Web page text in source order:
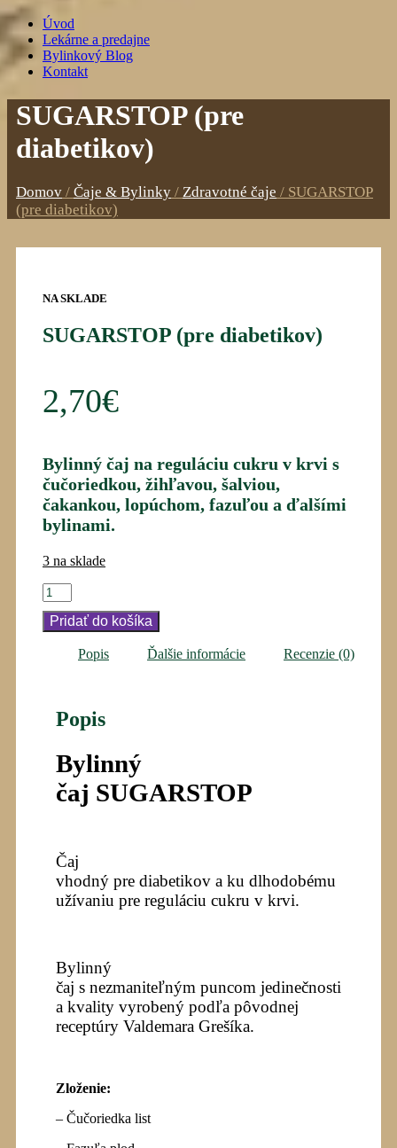
Úvod
Lekárne a predajne
Bylinkový Blog
Kontakt
SUGARSTOP (pre
diabetikov)
Domov / Čaje & Bylinky / Zdravotné čaje / SUGARSTOP
(pre diabetikov)
NA SKLADE
SUGARSTOP (pre diabetikov)
2,70€
Bylinný čaj na reguláciu cukru v krvi s
čučoriedkou, žihľavou, šalviou,
čakankou, lopúchom, fazuľou a ďalšími
bylinami.
3 na sklade
množstvo
SUGARSTOP
(pre
Pridať do košíka
Popis Ďalšie informácie Recenzie (0)
Popis
Bylinný
čaj SUGARSTOP
Čaj
vhodný pre diabetikov a ku dlhodobému
užívaniu pre reguláciu cukru v krvi.
Bylinný
čaj s nezmaniteľným puncom jedinečnosti
a kvality vyrobený podľa pôvodnej
receptúry Valdemara Grešíka.
Zloženie:
– Čučoriedka list